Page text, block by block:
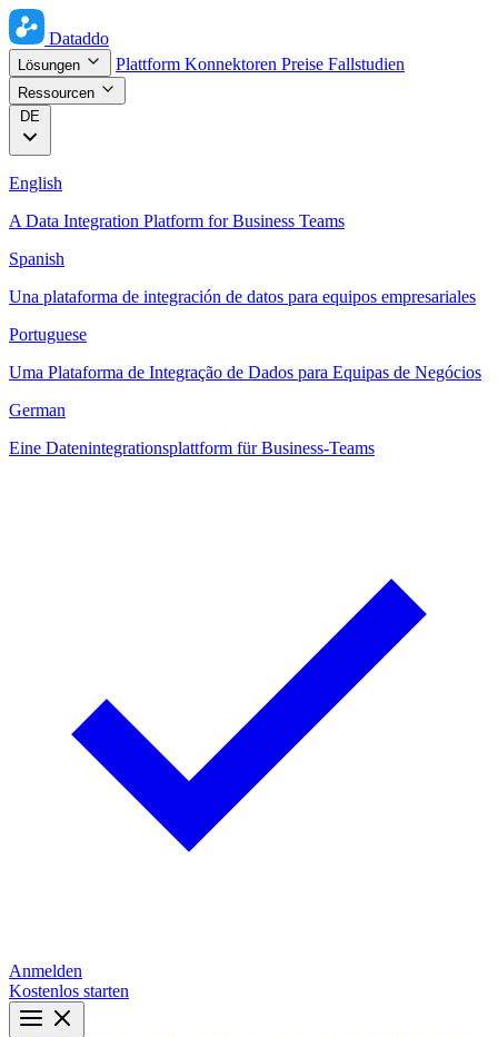
Dataddo
Lösungen Plattform Konnektoren Preise Fallstudien
Ressourcen
DE
English
A Data Integration Platform for Business Teams
Spanish
Una plataforma de integración de datos para equipos empresariales
Portuguese
Uma Plataforma de Integração de Dados para Equipas de Negócios
German
Eine Datenintegrationsplattform für Business-Teams
Anmelden
Kostenlos starten